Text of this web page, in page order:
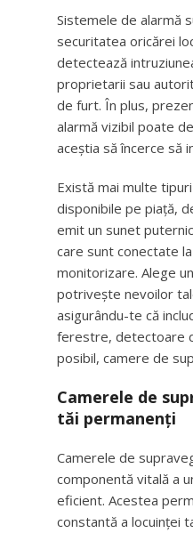
Sistemele de alarmă
securitatea oricărei
detectează
proprietarii sau
de furt. În plus,
alarmă vizibil poate
aceștia să încerce să
Există mai multe
disponibile pe piață,
emit un sunet
care sunt conectate
monitorizare. Alege
potrivește nevoilor
asigurându-te că
ferestre, detectoare
posibil, camere de
Camerele de
tăi permanenți
Camerele de
componentă vitală a
eficient. Acestea
constantă a locuinței